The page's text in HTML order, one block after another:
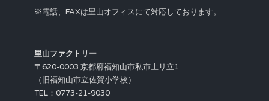
※電話、FAXは里山オフィスにて対応しております。
里山ファクトリー
〒620-0003 京都府福知山市私市上リ立1
（旧福知山市立佐賀小学校）
TEL：0773-21-9030